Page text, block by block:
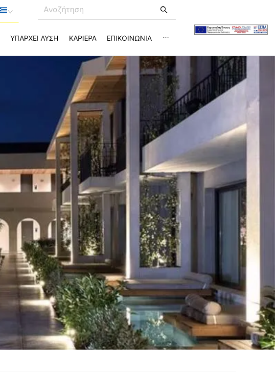
ΥΠΑΡΧΕΙ ΛΥΣΗ ΚΑΡΙΕΡΑ ΕΠΙΚΟΙΝΩΝΙΑ